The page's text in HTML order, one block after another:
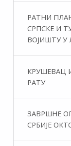
РАТНИ
СРПСКЕ И
ВОЈИШТУ У
КРУШЕВАЦ
РАТУ
ЗАВРШНЕ
СРБИЈЕ